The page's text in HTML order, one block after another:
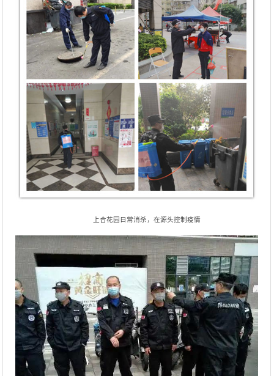
上合花园日常消杀，在源头控制疫情